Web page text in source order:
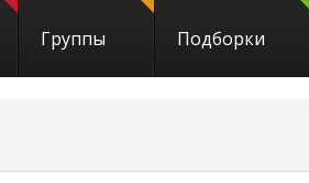
Группы Подборки